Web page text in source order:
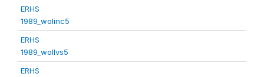
ERHS
1989_wolinc5
ERHS
1989_wollvs5
ERHS